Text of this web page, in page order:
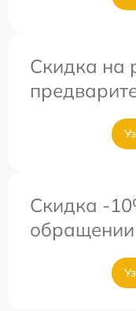
Скидка на
Скидка -
обращении